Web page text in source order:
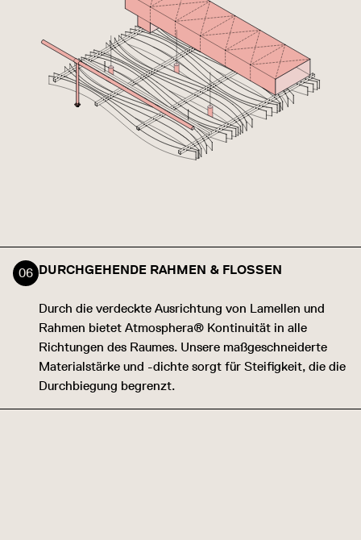
DURCHGEHENDE RAHMEN & FLOSSEN
Durch die verdeckte Ausrichtung von Lamellen und
Rahmen bietet Atmosphera® Kontinuität in alle
Richtungen des Raumes. Unsere maßgeschneiderte
Materialstärke und -dichte sorgt für Steifigkeit, die die
Durchbiegung begrenzt.